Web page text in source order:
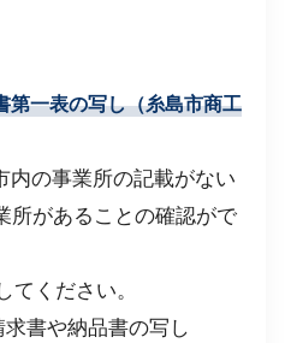
一表の写し（糸島市商工
の事業所の記載がない
所があることの確認がで
ください。
書や納品書の写し